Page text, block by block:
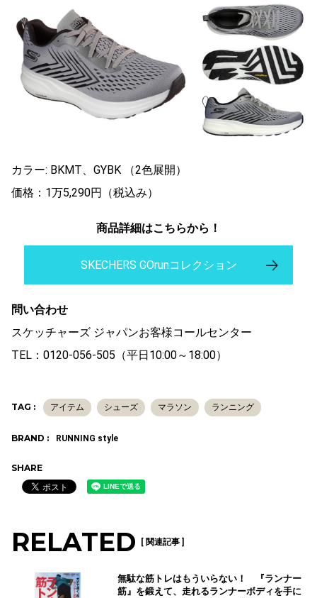
カラー: BKMT、GYBK （2色展開）
価格：1万5,290円（税込み）
商品詳細はこちらから！
SKECHERS GOrunコレクション
問い合わせ
スケッチャーズ ジャパンお客様コールセンター
TEL：0120-056-505（平日10:00～18:00）
TAG : アイテム シューズ マラソン ランニング
BRAND : RUNNING style
SHARE
RELATED [ 関連記事 ]
無駄な筋トレはもういらない！ 『ランナー
筋』を鍛えて、走れるランナーボディを手に